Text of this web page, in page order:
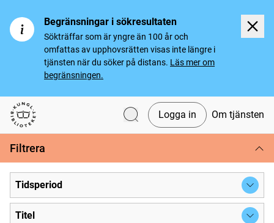
Begränsningar i sökresultaten
Sökträffar som är yngre än 100 år och
omfattas av upphovsrätten visas inte längre i
tjänsten när du söker på distans. Läs mer om
begränsningen.
Svenska tidningar
Logga in Om tjänsten
Filtrera
Tidsperiod
Titel